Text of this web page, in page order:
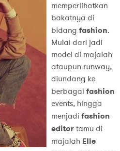
memperlihatkan
bakatnya di
bidang fashion.
Mulai dari jadi
model di majalah
ataupun runway,
diundang ke
berbagai fashion
events, hingga
menjadi fashion
editortamu di
majalah Elle